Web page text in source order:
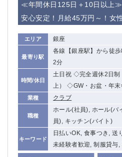
≪年間休日125日＋10日以上≫
安心安定！月給45万円～！女
エリア 銀座
最寄り駅
各線【銀座駅】から徒
2分
時間/休日
土日祝 ◇完全週休2日制
上） ◇GW・お盆・年末
業種 クラブ
職種
ホール(社員), ホール(バ
員), キッチン(バイト)
キーワード
日払いOK, 食事つき, 送
未経験者歓迎, 制服貸与,